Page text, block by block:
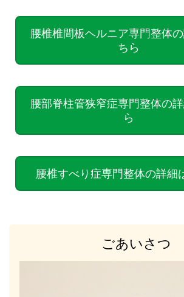
腰椎椎間板ヘルニア専門整体
ちら
腰部脊柱管狭窄症専門整体の
ら
腰椎すべり症専門整体の詳細
ごあいさつ